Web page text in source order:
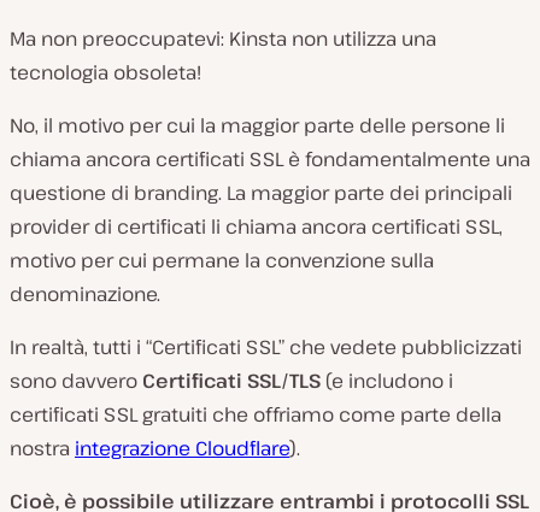
Ma non preoccupatevi: Kinsta non utilizza una
tecnologia obsoleta!
No, il motivo per cui la maggior parte delle persone li
chiama ancora certificati SSL è fondamentalmente una
questione di branding. La maggior parte dei principali
provider di certificati li chiama ancora certificati SSL,
motivo per cui permane la convenzione sulla
denominazione.
In realtà, tutti i “Certificati SSL” che vedete pubblicizzati
sono davvero Certificati SSL/TLS (e includono i
certificati SSL gratuiti che offriamo come parte della
nostra integrazione Cloudflare).
Cioè, è possibile utilizzare entrambi i protocolli SSL